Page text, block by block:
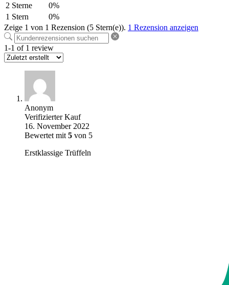
2 Sterne
0%
1 Stern
0%
Zeige 1 von 1 Rezension (5 Stern(e)). 1 Rezension anzeigen
1-1 of 1 review
Anonym
Verifizierter Kauf
16. November 2022
Bewertet mit 5 von 5
Erstklassige Trüffeln